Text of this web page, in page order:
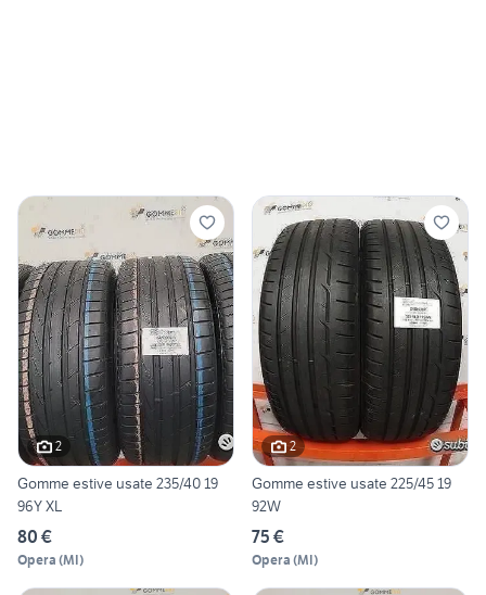
2
Gomme estive usate 235/40 19
96Y XL
80 €
Opera (MI)
2
Gomme estive usate 225/45 19
92W
75 €
Opera (MI)